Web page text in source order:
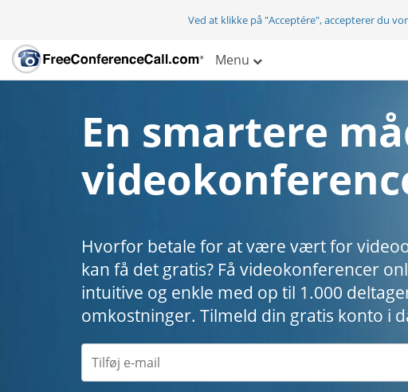
Ved at klikke på "Acceptére", accepterer du
Menu
En smartere
Hvorfor betale for at være vært for
kan få det gratis? Få videokonferencer
intuitive og enkle med op til 1.000
omkostninger. Tilmeld din gratis konto i